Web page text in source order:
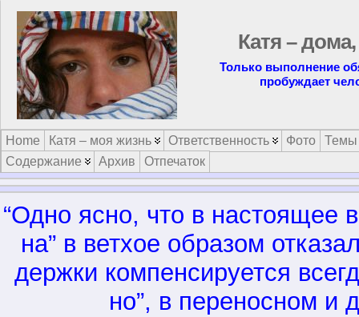
Катя –
Только выполнение
пробуждает
Home Катя – моя жизнь Ответственность Фото
Темы
Содержание
Архив Отпечаток
“Од­но яс­но, что в на­сто­я­щее
на” в вет­хое об­ра­зом
держ­ки ком­пен­си­ру­ет­ся
но”, в пе­ре­нос­ном и